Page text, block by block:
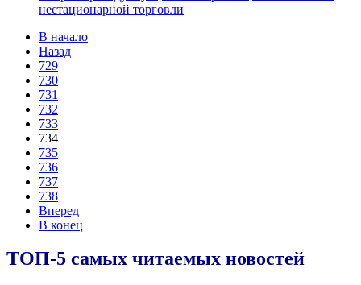
нестационарной торговли
В начало
Назад
729
730
731
732
733
734
735
736
737
738
Вперед
В конец
ТОП-5 самых читаемых новостей